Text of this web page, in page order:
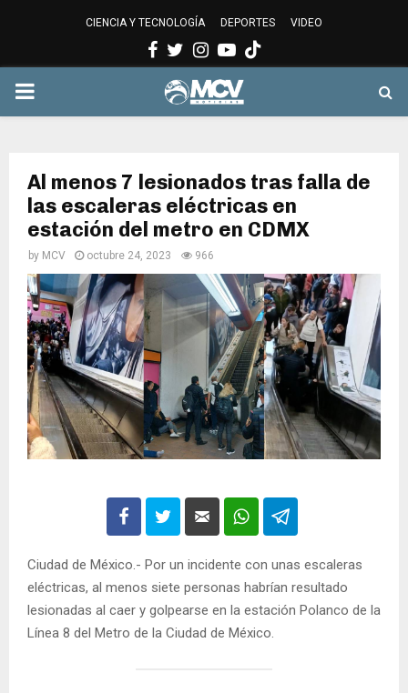
CIENCIA Y TECNOLOGÍA DEPORTES VIDEO
Facebook
Twitter
Instagram
Youtube
PRIMARY
Al menos 7 lesionados tras falla de
las escaleras eléctricas en
estación del metro en CDMX
by MCV octubre 24, 2023 966
Ciudad de México.- Por un incidente con unas escaleras
eléctricas, al menos siete personas habrían resultado
lesionadas al caer y golpearse en la estación Polanco de la
Línea 8 del Metro de la Ciudad de México.